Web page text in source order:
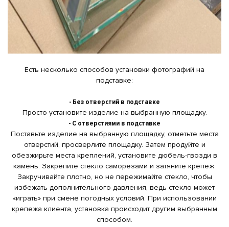
Есть несколько способов установки фотографий на
подставке:
- Без отверстий в подставке
Просто установите изделие на выбранную площадку.
- С отверстиями в подставке
Поставьте изделие на выбранную площадку, отметьте места
отверстий, просверлите площадку. Затем продуйте и
обезжирьте места креплений, установите дюбель-гвозди в
камень. Закрепите стекло саморезами и затяните крепеж.
Закручивайте плотно, но не пережимайте стекло, чтобы
избежать дополнительного давления, ведь стекло может
«играть» при смене погодных условий. При использовании
крепежа клиента, установка происходит другим выбранным
способом.